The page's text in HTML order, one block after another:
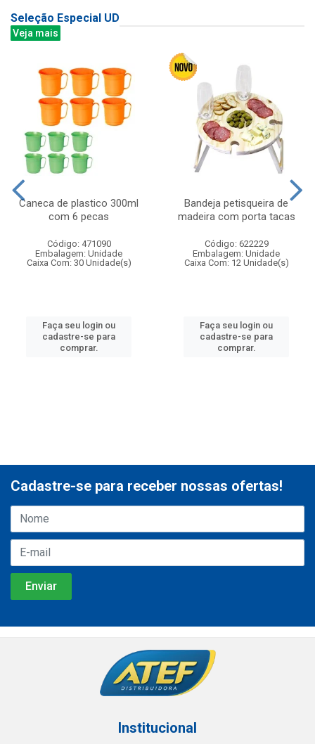
Seleção Especial UD
Veja mais
Caneca de plastico 300ml
com 6 pecas
Código: 471090
Embalagem: Unidade
Caixa Com: 30 Unidade(s)
Faça seu login ou
cadastre-se para
comprar.
Bandeja petisqueira de
madeira com porta tacas
Código: 622229
Embalagem: Unidade
Caixa Com: 12 Unidade(s)
Faça seu login ou
cadastre-se para
comprar.
Cadastre-se para receber nossas ofertas!
Institucional